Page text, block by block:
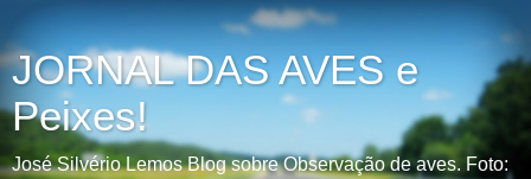
JORNAL DAS AVES e
Peixes!
José Silvério Lemos Blog sobre Observação de aves. Foto: